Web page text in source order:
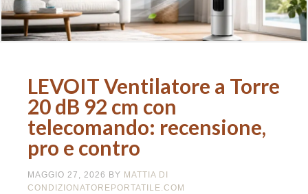
LEVOIT Ventilatore a Torre
20 dB 92 cm con
telecomando: recensione,
pro e contro
MAGGIO 27, 2026 BY MATTIA DI
CONDIZIONATOREPORTATILE.COM